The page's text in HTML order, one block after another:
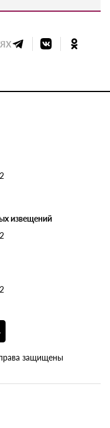
извещений
защищены